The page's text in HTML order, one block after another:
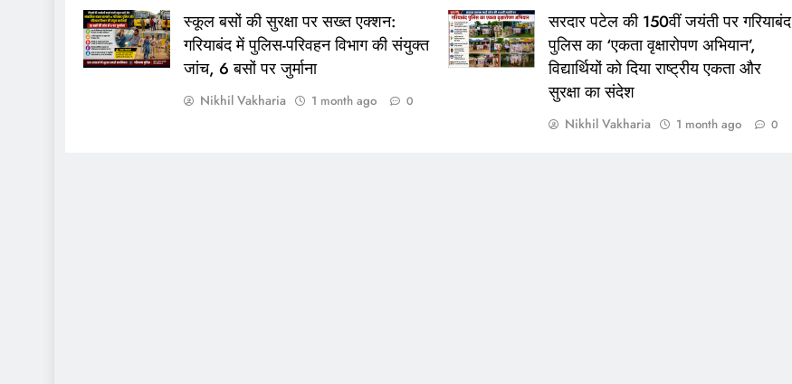
स्कूल बसों की सुरक्षा पर सख्त एक्शन:
गरियाबंद में पुलिस-परिवहन विभाग की संयुक्त
जांच, 6 बसों पर जुर्माना
Nikhil Vakharia 1 month ago 0
सरदार पटेल की 150वीं जयंती पर गरियाबंद
पुलिस का ‘एकता वृक्षारोपण अभियान’,
विद्यार्थियों को दिया राष्ट्रीय एकता और
सुरक्षा का संदेश
Nikhil Vakharia 1 month ago 0